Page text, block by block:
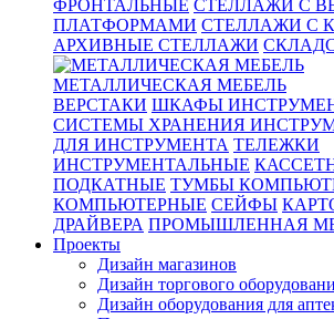
ФРОНТАЛЬНЫЕ СТЕЛЛАЖИ С
ПЛАТФОРМАМИ СТЕЛЛАЖИ С
АРХИВНЫЕ СТЕЛЛАЖИ
МЕТАЛЛИЧЕСКАЯ МЕБЕЛЬ
ВЕРСТАКИ ШКАФЫ
СИСТЕМЫ ХРАНЕНИЯ
ДЛЯ ИНСТРУМЕНТА ТЕЛЕЖКИ
ИНСТРУМЕНТАЛЬНЫЕ
ПОДКАТНЫЕ ТУМБЫ
КОМПЬЮТЕРНЫЕ СЕЙФЫ
ДРАЙВЕРА ПРОМЫШЛЕННАЯ
Проекты
Дизайн магазинов
Дизайн торгового
Дизайн оборудования для